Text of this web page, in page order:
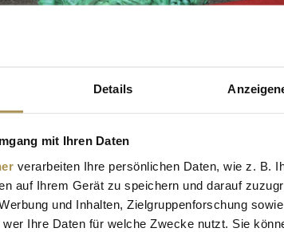
Details
mit Ihren Daten
verarbeiten Ihre persönlichen Daten, wie z. B.
auf Ihrem Gerät zu speichern und darauf
und Inhalten, Zielgruppenforschung
Ihre Daten für welche Zwecke nutzt. Sie
Advertisement